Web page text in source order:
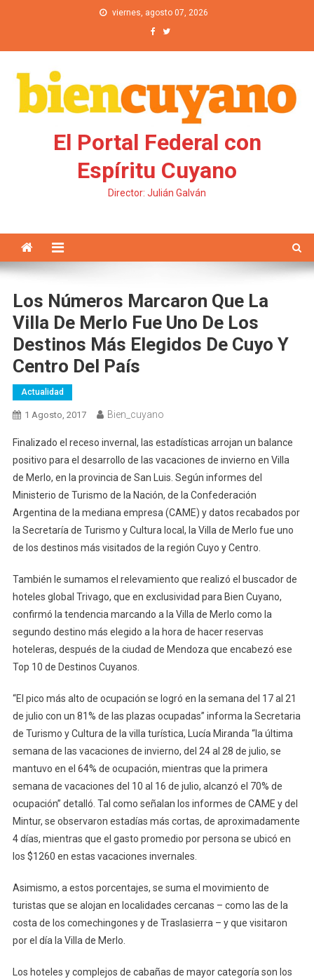
viernes, agosto 07, 2026
El Portal Federal con
Espíritu Cuyano
Director: Julián Galván
Los Números Marcaron Que La
Villa De Merlo Fue Uno De Los
Destinos Más Elegidos De Cuyo Y
Centro Del País
Actualidad
1 Agosto, 2017 Bien_cuyano
Finalizado el receso invernal, las estadísticas arrojan un balance
positivo para el desarrollo de las vacaciones de invierno en Villa
de Merlo, en la provincia de San Luis. Según informes del
Ministerio de Turismo de la Nación, de la Confederación
Argentina de la mediana empresa (CAME) y datos recabados por
la Secretaría de Turismo y Cultura local, la Villa de Merlo fue uno
de los destinos más visitados de la región Cuyo y Centro.
También le sumamos el relevamiento que realizó el buscador de
hoteles global Trivago, que en exclusividad para Bien Cuyano,
confirmó la tendencia marcando a la Villa de Merlo como la
segundo destino más elegido a la hora de hacer reservas
hoteleras, después de la ciudad de Mendoza que encabezó ese
Top 10 de Destinos Cuyanos.
“El pico más alto de ocupación se logró en la semana del 17 al 21
de julio con un 81% de las plazas ocupadas” informa la Secretaria
de Turismo y Cultura de la villa turística, Lucía Miranda “la última
semana de las vacaciones de invierno, del 24 al 28 de julio, se
mantuvo en el 64% de ocupación, mientras que la primera
semana de vacaciones del 10 al 16 de julio, alcanzó el 70% de
ocupación” detalló. Tal como señalan los informes de CAME y del
Mintur, se observaron estadías más cortas, de aproximadamente
4 días, mientras que el gasto promedio por persona se ubicó en
los $1260 en estas vacaciones invernales.
Asimismo, a estos porcentajes, se suma el movimiento de
turistas que se alojan en localidades cercanas – como las de la
costa de los comechingones y de Traslasierra – y que visitaron
por el día la Villa de Merlo.
Los hoteles y complejos de cabañas de mayor categoría son los